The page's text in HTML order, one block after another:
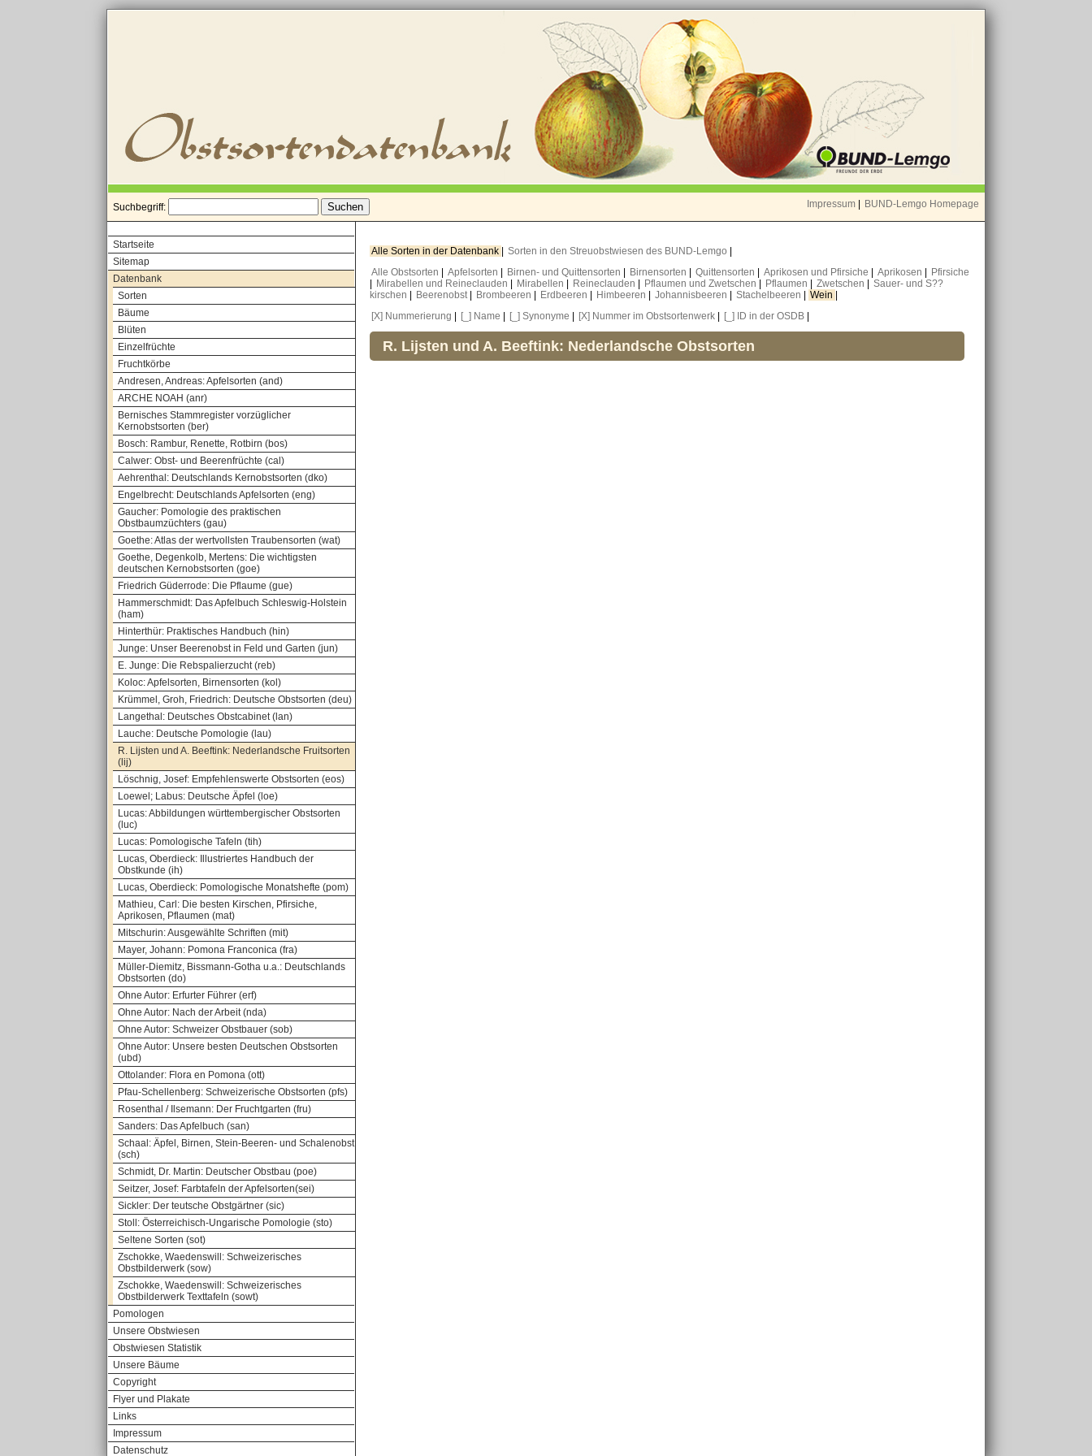
Suchbegriff: Impressum BUND-Lemgo Homepage
Startseite
Sitemap
Datenbank
Sorten
Bäume
Blüten
Einzelfrüchte
Fruchtkörbe
Andresen, Andreas: Apfelsorten (and)
ARCHE NOAH (anr)
Bernisches Stammregister vorzüglicher
Kernobstsorten (ber)
Bosch: Rambur, Renette, Rotbirn (bos)
Calwer: Obst- und Beerenfrüchte (cal)
Aehrenthal: Deutschlands Kernobstsorten (dko)
Engelbrecht: Deutschlands Apfelsorten (eng)
Gaucher: Pomologie des praktischen
Obstbaumzüchters (gau)
Goethe: Atlas der wertvollsten Traubensorten (wat)
Goethe, Degenkolb, Mertens: Die wichtigsten
deutschen Kernobstsorten (goe)
Friedrich Güderrode: Die Pflaume (gue)
Hammerschmidt: Das Apfelbuch Schleswig-Holstein
(ham)
Hinterthür: Praktisches Handbuch (hin)
Junge: Unser Beerenobst in Feld und Garten (jun)
E. Junge: Die Rebspalierzucht (reb)
Koloc: Apfelsorten, Birnensorten (kol)
Krümmel, Groh, Friedrich: Deutsche Obstsorten (deu)
Langethal: Deutsches Obstcabinet (lan)
Lauche: Deutsche Pomologie (lau)
R. Lijsten und A. Beeftink: Nederlandsche Fruitsorten
(lij)
Löschnig, Josef: Empfehlenswerte Obstsorten (eos)
Loewel; Labus: Deutsche Äpfel (loe)
Lucas: Abbildungen württembergischer Obstsorten
(luc)
Lucas: Pomologische Tafeln (tih)
Lucas, Oberdieck: Illustriertes Handbuch der
Obstkunde (ih)
Lucas, Oberdieck: Pomologische Monatshefte (pom)
Mathieu, Carl: Die besten Kirschen, Pfirsiche,
Aprikosen, Pflaumen (mat)
Mitschurin: Ausgewählte Schriften (mit)
Mayer, Johann: Pomona Franconica (fra)
Müller-Diemitz, Bissmann-Gotha u.a.: Deutschlands
Obstsorten (do)
Ohne Autor: Erfurter Führer (erf)
Ohne Autor: Nach der Arbeit (nda)
Ohne Autor: Schweizer Obstbauer (sob)
Ohne Autor: Unsere besten Deutschen Obstsorten
(ubd)
Ottolander: Flora en Pomona (ott)
Pfau-Schellenberg: Schweizerische Obstsorten (pfs)
Rosenthal / Ilsemann: Der Fruchtgarten (fru)
Sanders: Das Apfelbuch (san)
Schaal: Äpfel, Birnen, Stein-Beeren- und Schalenobst
(sch)
Schmidt, Dr. Martin: Deutscher Obstbau (poe)
Seitzer, Josef: Farbtafeln der Apfelsorten(sei)
Sickler: Der teutsche Obstgärtner (sic)
Stoll: Österreichisch-Ungarische Pomologie (sto)
Seltene Sorten (sot)
Zschokke, Waedenswill: Schweizerisches
Obstbilderwerk (sow)
Zschokke, Waedenswill: Schweizerisches
Obstbilderwerk Texttafeln (sowt)
Pomologen
Unsere Obstwiesen
Obstwiesen Statistik
Unsere Bäume
Copyright
Flyer und Plakate
Links
Impressum
Datenschutz
Alle Sorten in der Datenbank Sorten in den Streuobstwiesen des BUND-Lemgo
Alle Obstsorten
Apfelsorten Birnen- und Quittensorten Birnensorten Quittensorten Aprikosen und Pfirsiche Aprikosen
Pfirsiche
Mirabellen und Reineclauden Mirabellen Reineclauden Pflaumen und Zwetschen Pflaumen Zwetschen
Sauer- und S??
kirschen
Beerenobst Brombeeren Erdbeeren Himbeeren Johannisbeeren Stachelbeeren Wein
[X] Nummerierung
[_] Name [_] Synonyme [X] Nummer im Obstsortenwerk [_] ID in der OSDB
R. Lijsten und A. Beeftink: Nederlandsche Obstsorten